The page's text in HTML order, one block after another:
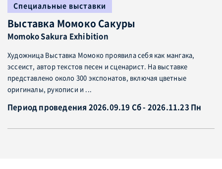
Специальные выставки
Выставка Момоко Сакуры
Momoko Sakura Exhibition
Художница Выставка Момоко проявила себя как мангака,
эссеист, автор текстов песен и сценарист. На выставке
представлено около 300 экспонатов, включая цветные
оригиналы, рукописи и ...
Период проведения 2026.09.19 Сб - 2026.11.23 Пн